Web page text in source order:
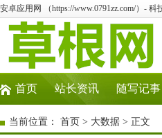
安卓应用网 （https://www.0791zz.com/）-
首页 站长资讯 随写记事
当前位置： 首页 > 大数据 > 正文